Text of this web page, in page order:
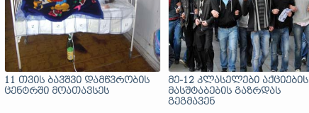
11 თვის ბავშვი დამწვრობის
ცენტრში მოათავსეს
მე-12 კლასელები აქციების
მასშტაბების გაზრდას
გეგმავენ